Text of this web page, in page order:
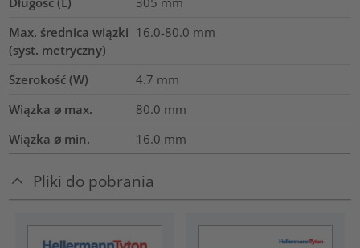
Max. średnica wiązki
(syst. metryczny)
16.0-80.0 mm
Szerokość (W) 4.7 mm
Wiązka ⌀ max.
80.0 mm
Wiązka ⌀ min.
16.0 mm
Pliki do pobrania